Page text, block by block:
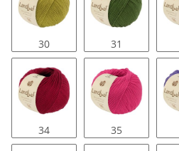
30 31
34 35